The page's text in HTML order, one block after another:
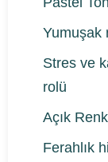
Yumuşak
Stres ve
rolü
Açık
Ferahlık